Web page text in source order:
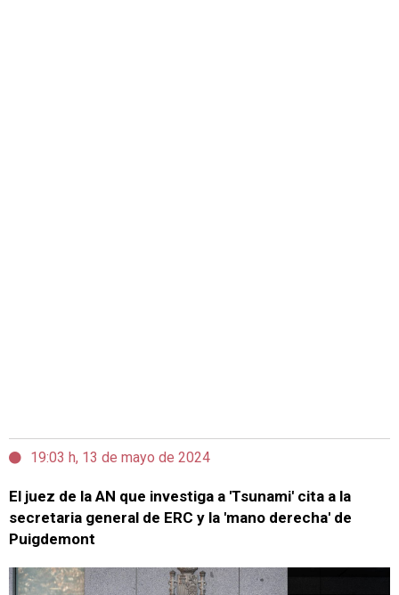
19:03 h, 13 de mayo de 2024
El juez de la AN que investiga a 'Tsunami' cita a la
secretaria general de ERC y la 'mano derecha' de
Puigdemont